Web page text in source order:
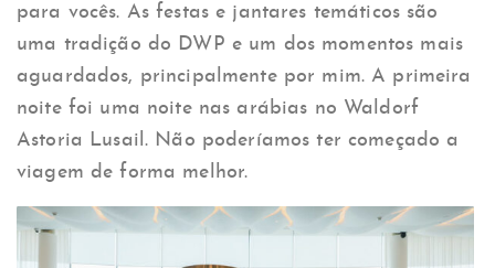
para vocês. As festas e jantares temáticos são
uma tradição do DWP e um dos momentos mais
aguardados, principalmente por mim. A primeira
noite foi uma noite nas arábias no Waldorf
Astoria Lusail. Não poderíamos ter começado a
viagem de forma melhor.